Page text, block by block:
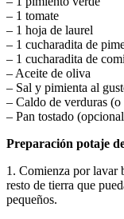
– 1 tomate
– 1 hoja de laurel
– 1 cucharadita de
– 1 cucharadita de
– Aceite de oliva
– Sal y pimienta al
– Caldo de verduras (o
– Pan tostado
Preparación potaje
1. Comienza por lavar
resto de tierra que
pequeños.